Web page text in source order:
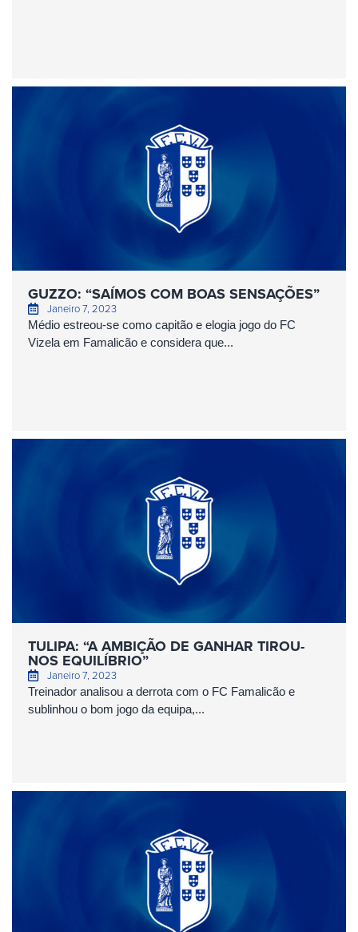
GUZZO: “SAÍMOS COM BOAS SENSAÇÕES”
Janeiro 7, 2023
Médio estreou-se como capitão e elogia jogo do FC
Vizela em Famalicão e considera que...
TULIPA: “A AMBIÇÃO DE GANHAR TIROU-
NOS EQUILÍBRIO”
Janeiro 7, 2023
Treinador analisou a derrota com o FC Famalicão e
sublinhou o bom jogo da equipa,...